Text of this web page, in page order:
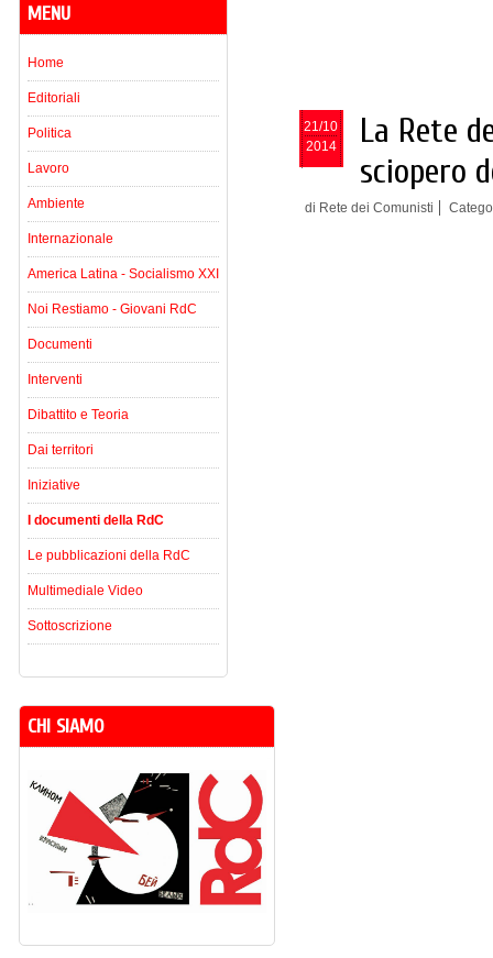
21/10
2014
La Rete
sciopero
di Rete dei Comunisti
MENU
Home
Editoriali
Politica
Lavoro
Ambiente
Internazionale
America Latina - Socialismo XXI
Noi Restiamo - Giovani RdC
Documenti
Interventi
Dibattito e Teoria
Dai territori
Iniziative
I documenti della RdC
Le pubblicazioni della RdC
Multimediale Video
Sottoscrizione
CHI SIAMO